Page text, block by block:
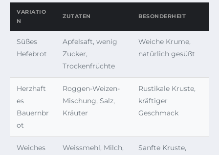
VARIATIO
N
ZUTATEN BESONDERHEIT
Süßes
Hefebrot
Apfelsaft, wenig
Zucker,
Trockenfrüchte
Weiche Krume,
natürlich gesüßt
Herzhaft
es
Bauernbr
ot
Roggen-Weizen-
Mischung, Salz,
Kräuter
Rustikale Kruste,
kräftiger
Geschmack
Weiches
Weissmehl, Milch,
Sanfte Kruste,